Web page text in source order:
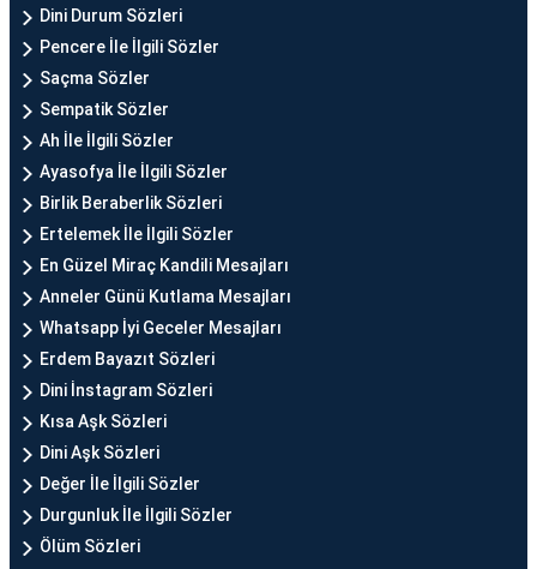
Dini Durum Sözleri
Pencere İle İlgili Sözler
Saçma Sözler
Sempatik Sözler
Ah İle İlgili Sözler
Ayasofya İle İlgili Sözler
Birlik Beraberlik Sözleri
Ertelemek İle İlgili Sözler
En Güzel Miraç Kandili Mesajları
Anneler Günü Kutlama Mesajları
Whatsapp İyi Geceler Mesajları
Erdem Bayazıt Sözleri
Dini İnstagram Sözleri
Kısa Aşk Sözleri
Dini Aşk Sözleri
Değer İle İlgili Sözler
Durgunluk İle İlgili Sözler
Ölüm Sözleri